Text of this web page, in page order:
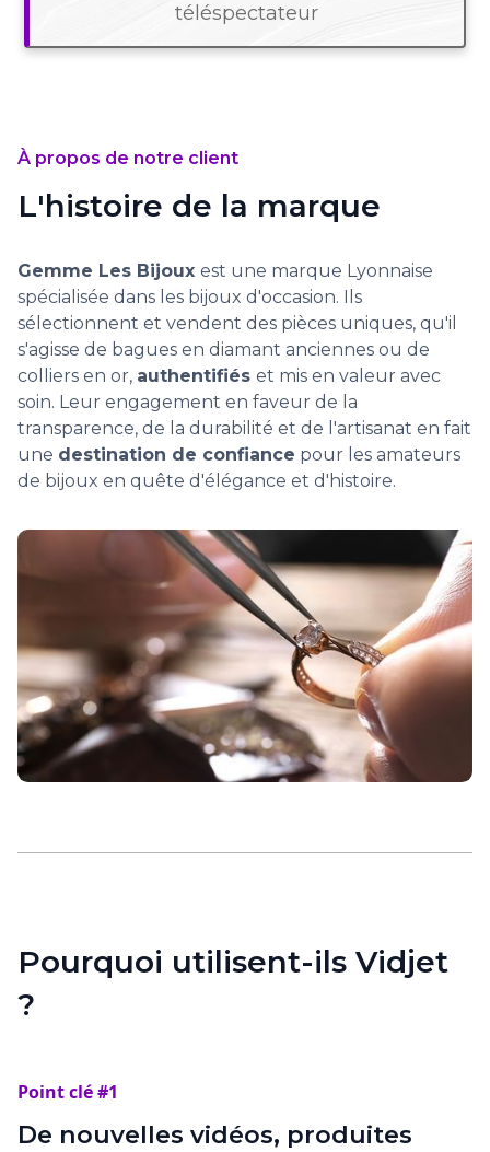
téléspectateur
À propos de notre client
L'histoire de la marque
Gemme Les Bijoux est une marque Lyonnaise
spécialisée dans les bijoux d'occasion. Ils
sélectionnent et vendent des pièces uniques, qu'il
s'agisse de bagues en diamant anciennes ou de
colliers en or, authentifiés et mis en valeur avec
soin. Leur engagement en faveur de la
transparence, de la durabilité et de l'artisanat en fait
une destination de confiance pour les amateurs
de bijoux en quête d'élégance et d'histoire.
Pourquoi utilisent-ils Vidjet
?
Point clé #1
De nouvelles vidéos, produites